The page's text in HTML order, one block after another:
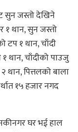
सुन जस्तो देखिने
१ थान, सुन जस्तो
टप १ थान, चाँदी
थान, चाँदीको पाउजु
थान, पित्तलको बाला
१५ हजार नगद
घर भई हाल